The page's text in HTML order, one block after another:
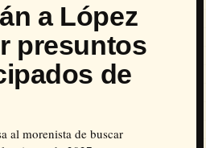
a López
presuntos
de
al morenista de buscar